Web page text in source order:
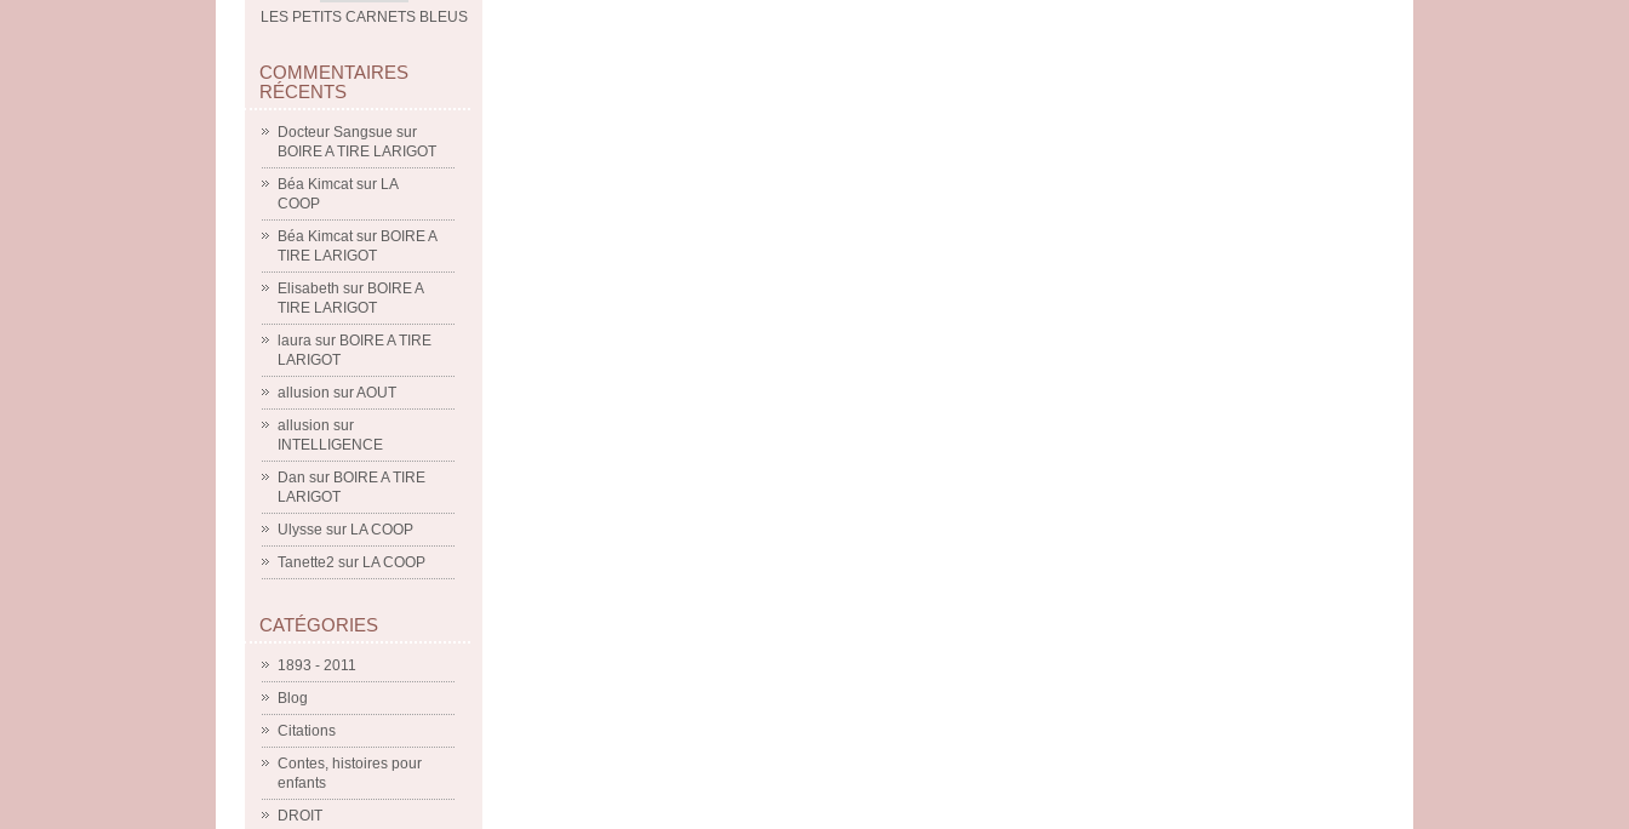
LES PETITS CARNETS BLEUS
COMMENTAIRES
RÉCENTS
Docteur Sangsue sur
BOIRE A TIRE LARIGOT
Béa Kimcatsur LA
COOP
Béa Kimcatsur BOIRE A
TIRE LARIGOT
Elisabeth sur BOIRE A
TIRE LARIGOT
laura sur BOIRE A TIRE
LARIGOT
allusion surAOUT
allusion sur
INTELLIGENCE
Dan sur BOIRE A TIRE
LARIGOT
Ulysse sur LA COOP
Tanette2 sur LA COOP
CATÉGORIES
1893 - 2011
Blog
Citations
Contes, histoires pour
enfants
DROIT